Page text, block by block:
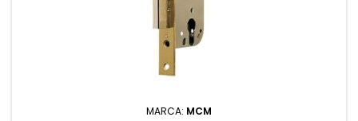
MARCA: MCM